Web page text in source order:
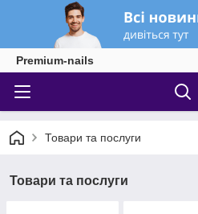
Premium-nails
Товари та послуги
Товари та послуги